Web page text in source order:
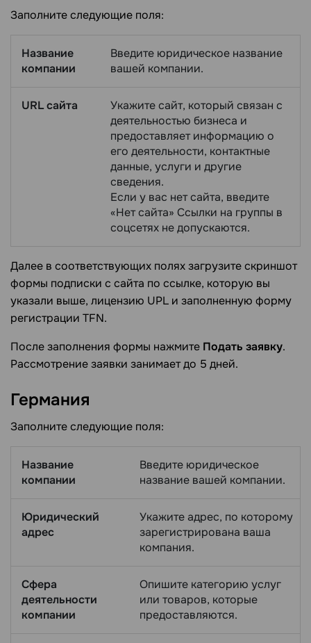
Заполните следующие поля:
Название
компании
Введите юридическое название
вашей компании.
URL сайта
Укажите сайт, который связан с
деятельностью бизнеса и
предоставляет информацию о
его деятельности, контактные
данные, услуги и другие
сведения.
Если у вас нет сайта, введите
«Нет сайта» Ссылки на группы в
соцсетях не допускаются.
Далее в соответствующих полях загрузите скриншот
формы подписки с сайта по ссылке, которую вы
указали выше, лицензию UPL и заполненную форму
регистрации TFN.
После заполнения формы нажмите Подать заявку.
Рассмотрение заявки занимает до 5 дней.
Германия
Заполните следующие поля:
Название
компании
Введите юридическое
название вашей компании.
Юридический
адрес
Укажите адрес, по которому
зарегистрирована ваша
компания.
Сфера
деятельности
компании
Опишите категорию услуг
или товаров, которые
предоставляются.